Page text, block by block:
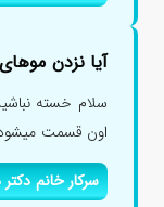
آیا نزدن
سلام خسته
اون قسمت میشود
سرکار خانم